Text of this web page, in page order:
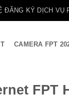
ĐĂNG KÝ DỊCH VỤ
CAMERA FPT
FPT